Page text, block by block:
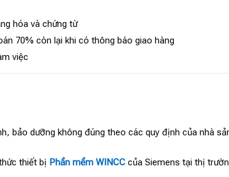
hóa và chứng từ
70% còn lại khi có thông báo giao hàng
việc
bảo dưỡng không đúng theo các quy định của nhà
thiết bị Phần mềm WINCC của Siemens tại thị